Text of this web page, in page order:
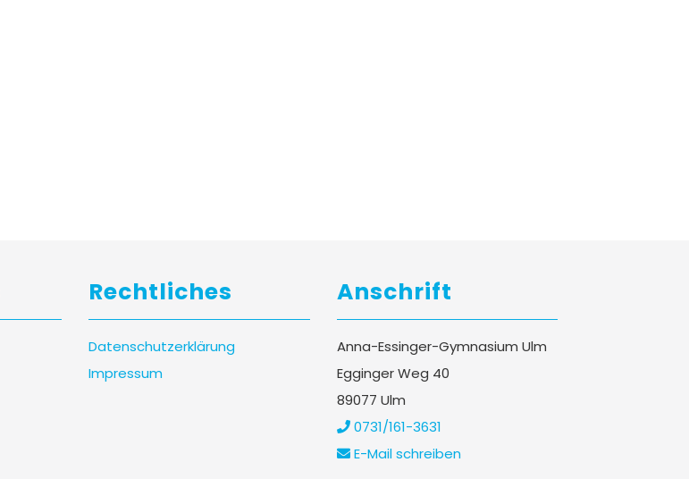
Rechtliches
Datenschutzerklärung
Impressum
Anschrift
Anna-Essinger-Gymnasium Ulm
Egginger Weg 40
89077 Ulm
0731/161-3631
E-Mail schreiben